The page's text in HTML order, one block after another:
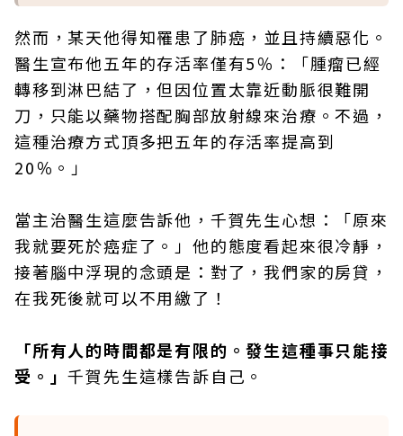
然而，某天他得知罹患了肺癌，並且持續惡化。
醫生宣布他五年的存活率僅有5％：「腫瘤已經
轉移到淋巴結了，但因位置太靠近動脈很難開
刀，只能以藥物搭配胸部放射線來治療。不過，
這種治療方式頂多把五年的存活率提高到
20％。」
當主治醫生這麼告訴他，千賀先生心想：「原來
我就要死於癌症了。」他的態度看起來很冷靜，
接著腦中浮現的念頭是：對了，我們家的房貸，
在我死後就可以不用繳了！
「所有人的時間都是有限的。發生這種事只能接
受。」千賀先生這樣告訴自己。